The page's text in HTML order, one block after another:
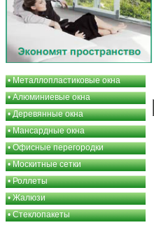
•Металлопластиковые окна
•Алюминиевые окна
•Деревянные окна
•Мансардные окна
•Офисные перегородки
•Москитные сетки
•Роллеты
•Жалюзи
•Стеклопакеты